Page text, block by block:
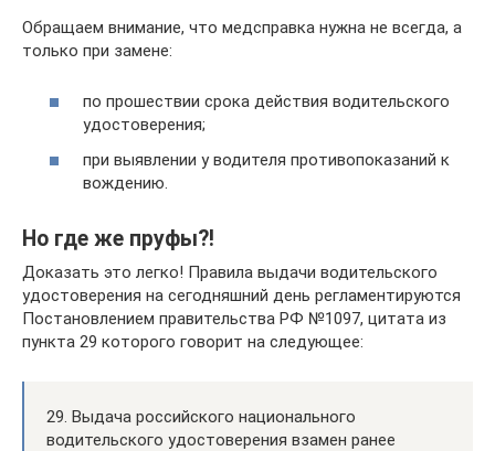
Обращаем внимание, что медсправка нужна не всегда, а
только при замене:
по прошествии срока действия водительского
удостоверения;
при выявлении у водителя противопоказаний к
вождению.
Но где же пруфы?!
Доказать это легко! Правила выдачи водительского
удостоверения на сегодняшний день регламентируются
Постановлением правительства РФ №1097, цитата из
пункта 29 которого говорит на следующее:
29. Выдача российского национального
водительского удостоверения взамен ранее